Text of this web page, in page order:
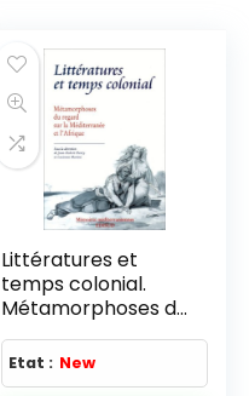
Littératures et
temps colonial.
Métamorphoses du
regard sur la
Méditerranée et
l'Afrique
Etat : New